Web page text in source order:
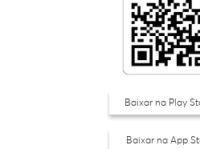
Baixar na Play
Baixar na App